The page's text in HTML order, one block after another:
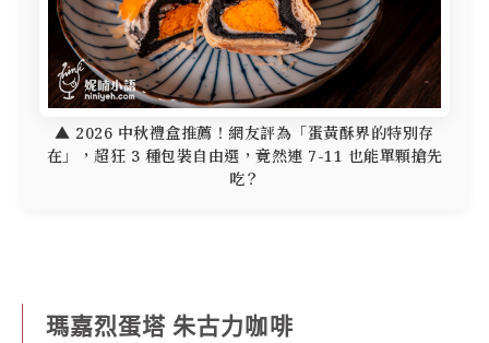
▲ 2026 中秋禮盒推薦！網友評為「蛋黃酥界的特別存
在」，超狂 3 種包裝自由選，竟然連 7-11 也能單顆搶先
吃？
瑪嘉烈蛋塔 朱古力咖啡